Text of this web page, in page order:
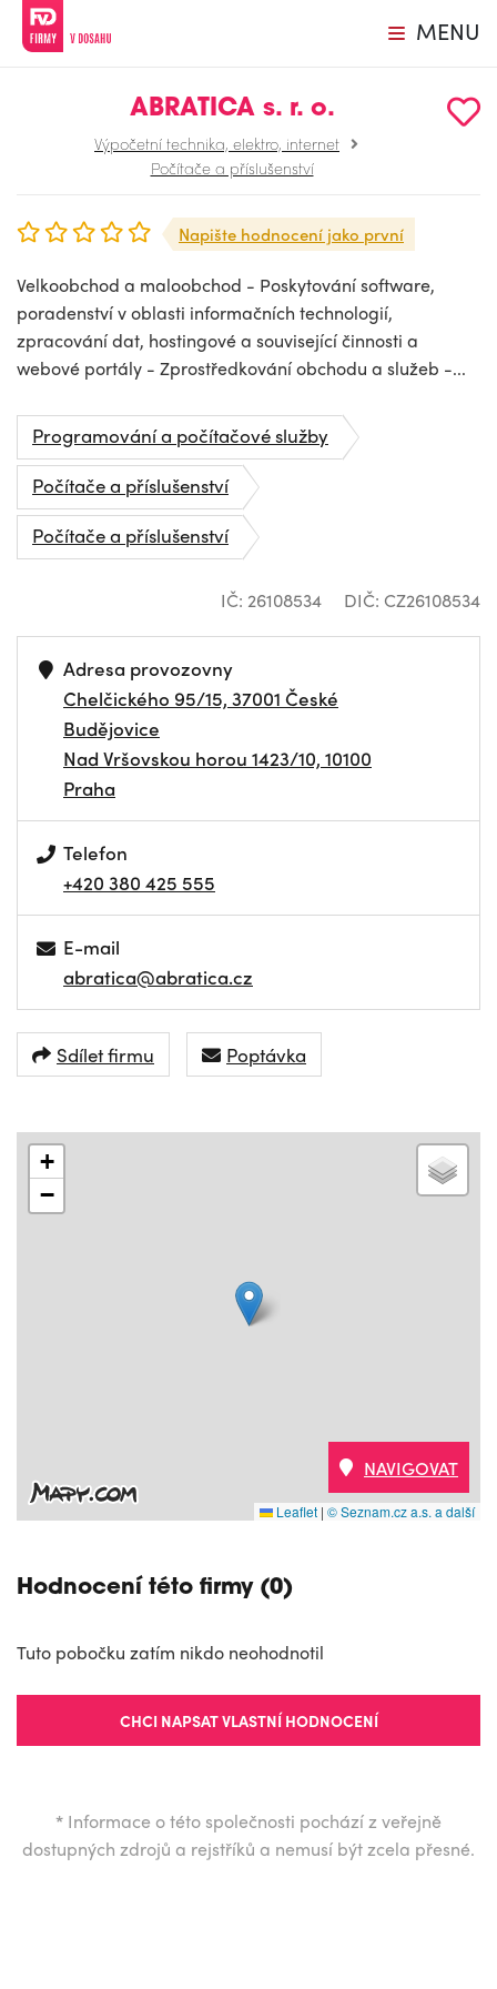
MENU
ABRATICA s. r. o.
Výpočetní technika, elektro, internet
Počítače a příslušenství
Napište hodnocení jako první
Velkoobchod a maloobchod - Poskytování software,
poradenství v oblasti informačních technologií,
zpracování dat, hostingové a související činnosti a
webové portály - Zprostředkování obchodu a služeb -...
Programování a počítačové služby
Počítače a příslušenství
Počítače a příslušenství
IČ: 26108534 DIČ: CZ26108534
Adresa provozovny
Chelčického 95/15, 37001 České
Budějovice
Nad Vršovskou horou 1423/10, 10100
Praha
Telefon
+420 380 425 555
E-mail
abratica@abratica.cz
Sdílet firmu Poptávka
+
−
Leaflet | © Seznam.cz a.s. a další
NAVIGOVAT
Hodnocení této firmy (0)
Tuto pobočku zatím nikdo neohodnotil
CHCI NAPSAT VLASTNÍ HODNOCENÍ
* Informace o této společnosti pochází z veřejně
dostupných zdrojů a rejstříků a nemusí být zcela přesné.